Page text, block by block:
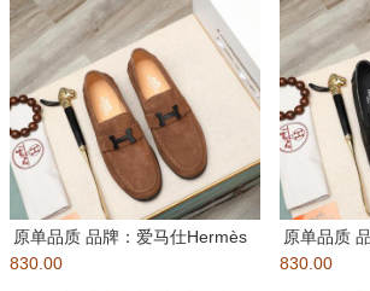
原单品质 品牌：爱马仕Hermès
标准码：男码:....
830.00
原单品质
标准码：男
830.00